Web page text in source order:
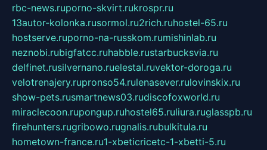
rbc-news.ruporno-skvirt.rukrospr.ru
13autor-kolonka.rusormol.ru2rich.ruhostel-65.ru
hostserve.ruporno-na-russkom.rumishinlab.ru
neznobi.rubigfatcc.ruhabble.rustarbucksvia.ru
delfinet.rusilvernano.ruelestal.ruvektor-doroga.ru
velotrenajery.rupronso54.rulenasever.rulovinskix.ru
show-pets.rusmartnews03.rudiscofoxworld.ru
miraclecoon.rupongup.ruhostel65.ruliura.ruglasspb.ru
firehunters.rugribowo.rugnalis.rubulkitula.ru
hometown-france.ru1-xbeticricetc-1-xbetti-5.ru